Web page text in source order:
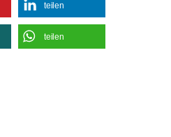
teilen
teilen